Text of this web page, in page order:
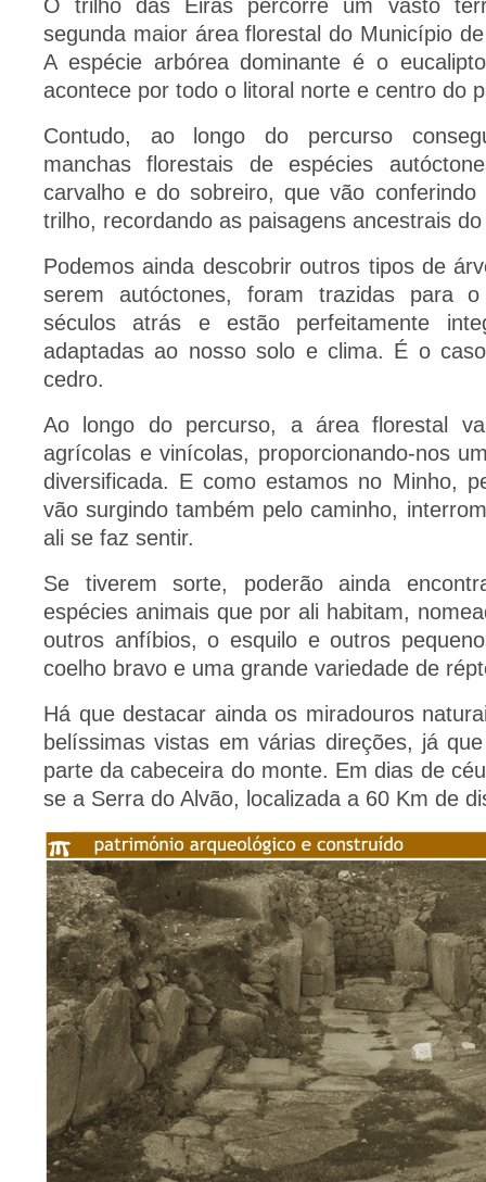
O trilho das Eiras percorre um vasto
segunda maior área florestal do Município
A espécie arbórea dominante é o
acontece por todo o litoral norte e centro do
Contudo, ao longo do percurso
manchas florestais de espécies
carvalho e do sobreiro, que vão
trilho, recordando as paisagens ancestrais
Podemos ainda descobrir outros tipos de
serem autóctones, foram trazidas para
séculos atrás e estão perfeitamente
adaptadas ao nosso solo e clima. É o
cedro.
Ao longo do percurso, a área florestal
agrícolas e vinícolas, proporcionando-nos
diversificada. E como estamos no Minho,
vão surgindo também pelo caminho,
ali se faz sentir.
Se tiverem sorte, poderão ainda
espécies animais que por ali habitam,
outros anfíbios, o esquilo e outros
coelho bravo e uma grande variedade de
Há que destacar ainda os miradouros
belíssimas vistas em várias direções, já
parte da cabeceira do monte. Em dias de
se a Serra do Alvão, localizada a 60 Km de